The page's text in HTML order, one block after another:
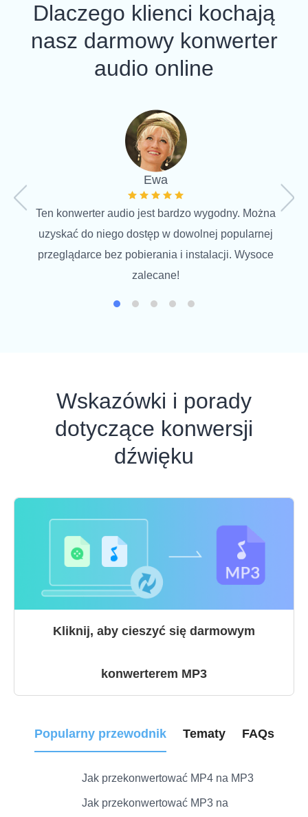
Dlaczego klienci kochają
nasz darmowy konwerter
audio online
Ewa
Ten konwerter audio jest bardzo wygodny. Można
uzyskać do niego dostęp w dowolnej popularnej
przeglądarce bez pobierania i instalacji. Wysoce
zalecane!
Wskazówki i porady
dotyczące konwersji
dźwięku
Kliknij, aby cieszyć się darmowym
konwerterem MP3
Popularny przewodnik Tematy FAQs
Jak przekonwertować MP4 na MP3
Jak przekonwertować MP3 na